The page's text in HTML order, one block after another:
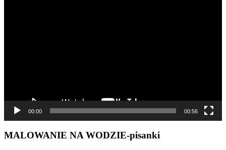
00:00 00:56
MALOWANIE NA WODZIE-pisanki